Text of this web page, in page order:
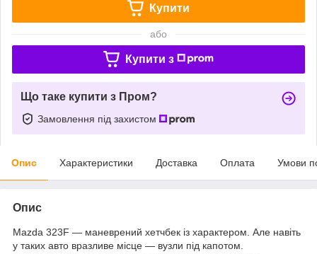
Купити
або
Купити з
Що таке купити з Пром?
Замовлення під захистом
Опис Характеристики Доставка Оплата Умови
Опис
Mazda 323F — маневрений хетчбек із характером. Але навіть
у таких авто вразливе місце — вузли під капотом.